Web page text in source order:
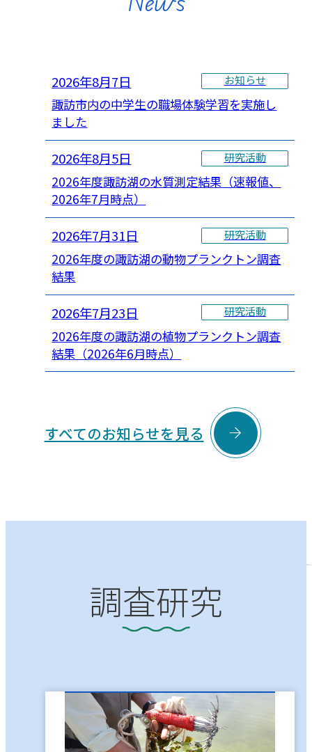
2026年8月7日 お知らせ
諏訪市内の中学生の職場体験学習を実施し
ました
2026年8月5日 研究活動
2026年度諏訪湖の水質測定結果（速報値、
2026年7月時点）
2026年7月31日 研究活動
2026年度の諏訪湖の動物プランクトン調査
結果
2026年7月23日 研究活動
2026年度の諏訪湖の植物プランクトン調査
結果（2026年6月時点）
すべてのお知らせを見る 
調査研究